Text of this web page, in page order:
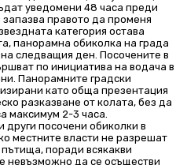
уведомени 48 часа преди
правото да променя
категория остава
панорамна обиколка на града
следващия ден. Посочените в
по инициатива на водача в
Панорамните градски
като обща презентация
разказване от колата, без да
максимум 2-3 часа.
посочени обиколки в
местните власти не разрешат
поради всякакви
невъзможно да се осъществи